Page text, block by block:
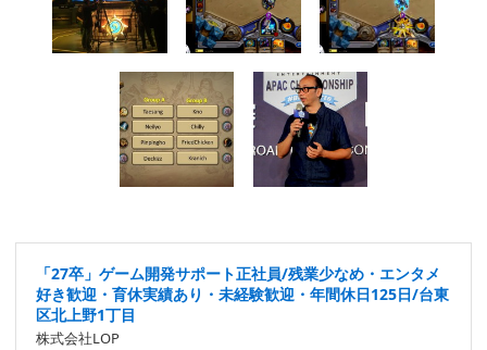
「27卒」ゲーム開発サポート正社員/残業少なめ・エンタメ
好き歓迎・育休実績あり・未経験歓迎・年間休日125日/台東
区北上野1丁目
株式会社LOP